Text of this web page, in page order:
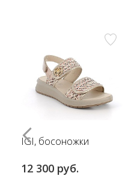
IGI, босоножки
12 300 руб.